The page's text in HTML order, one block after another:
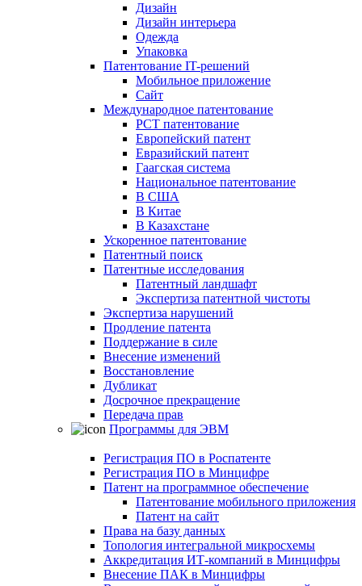
Дизайн
Дизайн интерьера
Одежда
Упаковка
Патентование IT-решений
Мобильное приложение
Сайт
Международное патентование
PCT патентование
Европейский патент
Евразийский патент
Гаагская система
Национальное патентование
В США
В Китае
В Казахстане
Ускоренное патентование
Патентный поиск
Патентные исследования
Патентный ландшафт
Экспертиза патентной чистоты
Экспертиза нарушений
Продление патента
Поддержание в силе
Внесение изменений
Восстановление
Дубликат
Досрочное прекращение
Передача прав
Программы для ЭВМ
Регистрация ПО в Роспатенте
Регистрация ПО в Минцифре
Патент на программное обеспечение
Патентование мобильного приложения
Патент на сайт
Права на базу данных
Топология интегральной микросхемы
Аккредитация ИТ-компаний в Минцифры
Внесение ПАК в Минцифры